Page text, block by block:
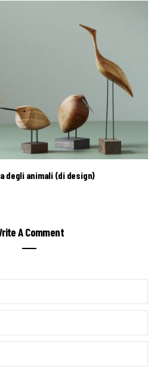
degli animali (di design)
A Comment